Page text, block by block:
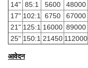
14" 85:1 5600 48000
17" 102:1 6750 67000
21" 125:1 16000 89000
25" 150:1 21450 112000
आवेदन